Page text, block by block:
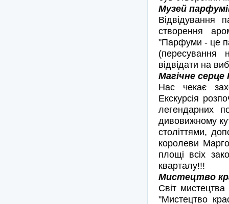
Музей
Відвідування
створення
"Парфуми - це
(пересування
відвідати на
Магічне
Нас чекає
Екскурсія
легендарних
дивовижному
століттями,
королеви
площі всіх
кварталу!!!
Мистецтво
Світ
"Мистецтво